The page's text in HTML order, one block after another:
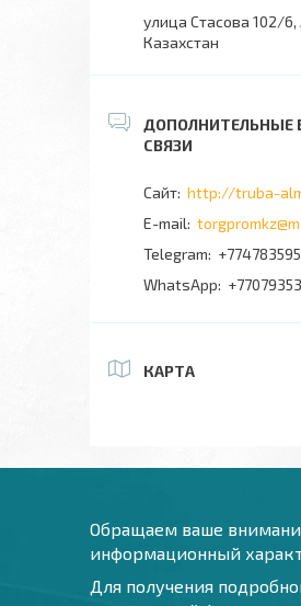
улица Стасова 102/
Казахстан
http://truba-
КАРТА
Обращаем ваше
информационный
Для получения